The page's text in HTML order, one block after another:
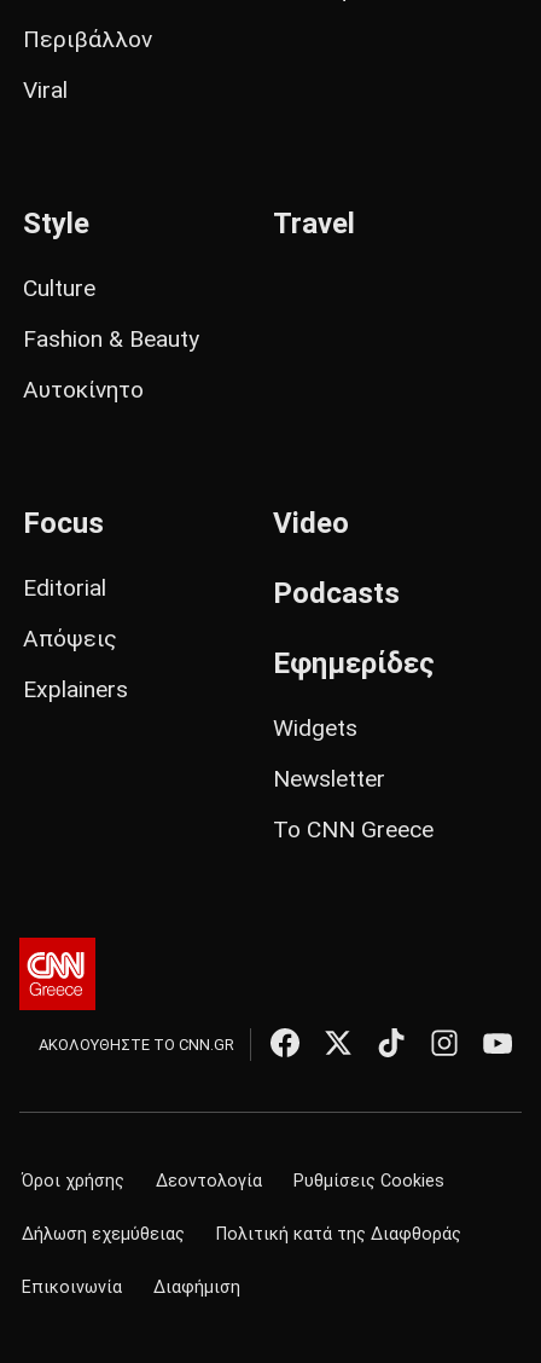
Περιβάλλον
Viral
Style
Culture
Fashion & Beauty
Αυτοκίνητο
Travel
Focus
Editorial
Απόψεις
Explainers
Video
Podcasts
Εφημερίδες
Widgets
Newsletter
Το CNN Greece
ΑΚΟΛΟΥΘΗΣΤΕ ΤΟ CNN.GR
Όροι χρήσης Δεοντολογία Ρυθμίσεις Cookies
Δήλωση εχεμύθειας Πολιτική κατά της Διαφθοράς
Επικοινωνία Διαφήμιση